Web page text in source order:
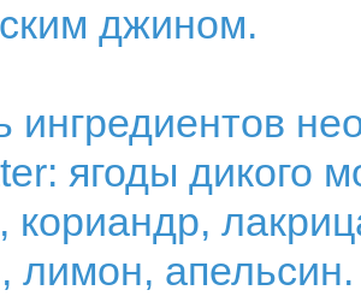
джином.
ингредиентов
ягоды дикого
кориандр,
лимон,